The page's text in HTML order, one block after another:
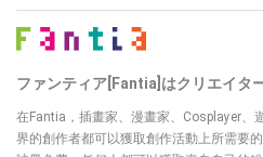
ファンティア[Fantia]はクリエイタ
在Fantia，插畫家、漫畫家、Cosplayer、
界的創作者都可以獲取創作活動上所需要的